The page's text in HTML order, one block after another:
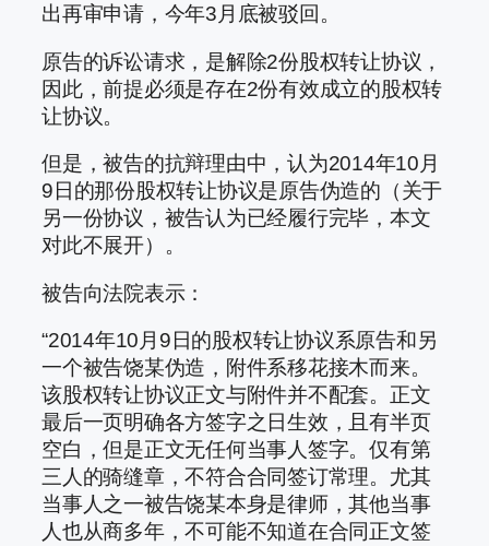
出再审申请，今年3月底被驳回。
原告的诉讼请求，是解除2份股权转让协议，
因此，前提必须是存在2份有效成立的股权转
让协议。
但是，被告的抗辩理由中，认为2014年10月
9日的那份股权转让协议是原告伪造的（关于
另一份协议，被告认为已经履行完毕，本文
对此不展开）。
被告向法院表示：
“2014年10月9日的股权转让协议系原告和另
一个被告饶某伪造，附件系移花接木而来。
该股权转让协议正文与附件并不配套。正文
最后一页明确各方签字之日生效，且有半页
空白，但是正文无任何当事人签字。仅有第
三人的骑缝章，不符合合同签订常理。尤其
当事人之一被告饶某本身是律师，其他当事
人也从商多年，不可能不知道在合同正文签